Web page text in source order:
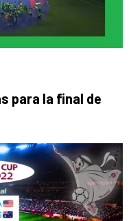
para la final de